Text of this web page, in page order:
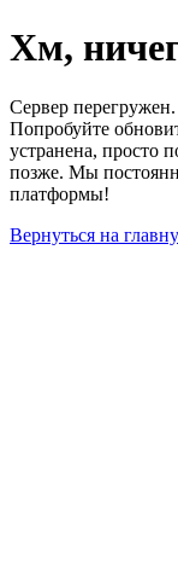
Хм,
Сервер перегружен.
Попробуйте
устранена, просто
позже. Мы
платформы!
Вернуться на